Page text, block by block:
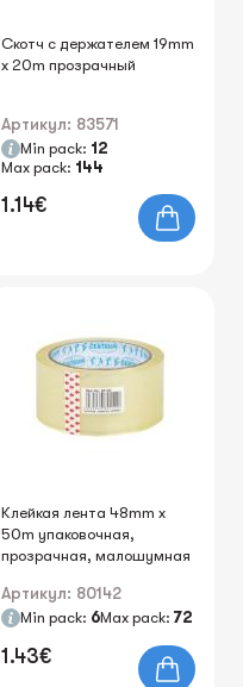
Скотч с держателем 19mm
x 20m прозрачный
Артикул: 83571
Min pack: 12
Max pack: 144
1.14€
Клейкая лента 48mm х
50m упаковочная,
прозрачная, малошумная
Артикул: 80142
Min pack: 6Max pack: 72
1.43€